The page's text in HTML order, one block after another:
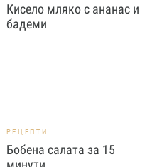
Кисело мляко с ананас и
бадеми
РЕЦЕПТИ
Бобена салата за 15